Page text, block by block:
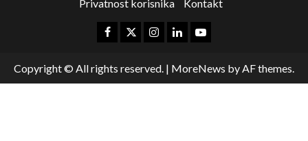
Privatnost korisnika
Kontakt
Copyright © All rights reserved. | MoreNews by AF themes.